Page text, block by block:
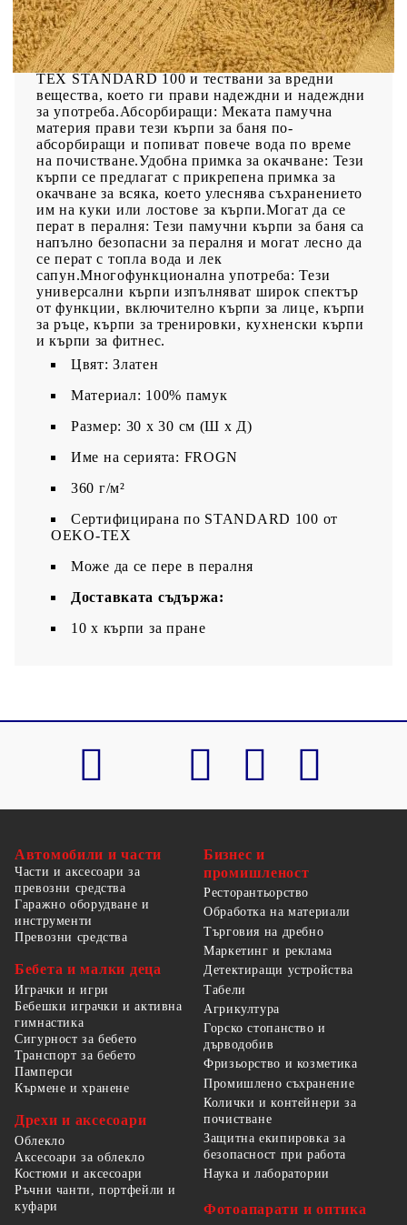
щадящ кожата материал: Тези кърпи са
изработени от 100% пръстенопреден памук,
който е мек, издръжлив и устойчив на
избледняване. Те са сертифицирани по OEKO-
TEX STANDARD 100 и тествани за вредни
вещества, което ги прави надеждни и надеждни
за употреба.Абсорбиращи: Меката памучна
материя прави тези кърпи за баня по-
абсорбиращи и попиват повече вода по време
на почистване.Удобна примка за окачване: Тези
кърпи се предлагат с прикрепена примка за
окачване за всяка, което улеснява съхранението
им на куки или лостове за кърпи.Могат да се
перат в пералня: Тези памучни кърпи за баня са
напълно безопасни за пералня и могат лесно да
се перат с топла вода и лек
сапун.Многофункционална употреба: Тези
универсални кърпи изпълняват широк спектър
от функции, включително кърпи за лице, кърпи
за ръце, кърпи за тренировки, кухненски кърпи
и кърпи за фитнес.
Цвят: Златен
Материал: 100% памук
Размер: 30 x 30 см (Ш x Д)
Име на серията: FROGN
360 г/м²
Сертифицирана по STANDARD 100 от
OEKO-TEX
Може да се пере в пералня
Доставката съдържа:
10 x кърпи за пране
Автомобили и части
Части и аксесоари за
превозни средства
Гаражно оборудване и
инструменти
Превозни средства
Бебета и малки деца
Играчки и игри
Бебешки играчки и активна
гимнастика
Сигурност за бебето
Транспорт за бебето
Памперси
Кърмене и хранене
Дрехи и аксесоари
Облекло
Аксесоари за облекло
Костюми и аксесоари
Ръчни чанти, портфейли и
куфари
Бизнес и
промишленост
Ресторантьорство
Обработка на материали
Търговия на дребно
Маркетинг и реклама
Детектиращи устройства
Табели
Агрикултура
Горско стопанство и
дърводобив
Фризьорство и козметика
Промишлено съхранение
Колички и контейнери за
почистване
Защитна екипировка за
безопасност при работа
Наука и лаборатории
Фотоапарати и оптика